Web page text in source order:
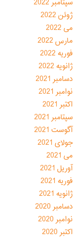
سپتامبر 2022
ژوئن 2022
می 2022
مارس 2022
فوریه 2022
ژانویه 2022
دسامبر 2021
نوامبر 2021
اکتبر 2021
سپتامبر 2021
آگوست 2021
جولای 2021
می 2021
آوریل 2021
فوریه 2021
ژانویه 2021
دسامبر 2020
نوامبر 2020
اکتبر 2020